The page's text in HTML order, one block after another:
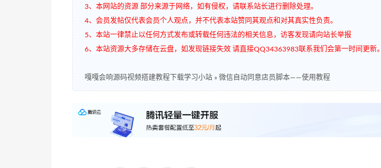
3、本网站的资源 部分来源于网络，如有侵权，请联系站长进行删除处理。
4、会员发帖仅代表会员个人观点，并不代表本站赞同其观点和对其真实性负责。
5、本站一律禁止以任何方式发布或转载任何违法的相关信息，访客发现请向站长举报
6、本站资源大多存储在云盘，如发现链接失效 请直接QQ34363983联系我们会第一时间更新。
嘎嘎会响源码视频搭建教程下载学习小站 » 微信自动同意店员脚本——使用教程